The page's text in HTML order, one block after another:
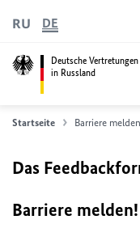
Deutsche Vertretungen
in Russland
RU DE
Startseite Barriere melden
Das
Barriere melden!